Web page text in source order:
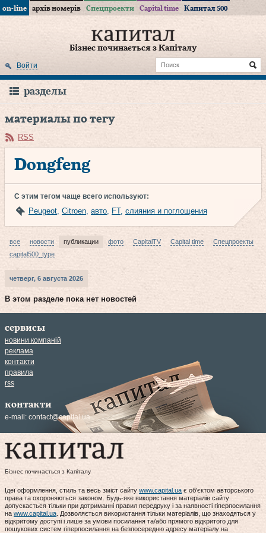
on-line архів номерів Спецпроекти Capital time Капитал 500
Бізнес починається з Капіталу
Войти
разделы
материалы по тегу
RSS
Dongfeng
С этим тегом чаще всего используют:
Peugeot, Citroen, авто, FT, слияния и поглощения
все новости публикации фото CapitalTV Capital time
Спецпроекты
capital500_type
четверг, 6 августа 2026
В этом разделе пока нет новостей
сервисы
новини компаній
реклама
контакти
правила
rss
контакти
e-mail: contact@capital.ua
Бізнес починається з Капіталу
Ідеї оформлення, стиль та весь зміст сайту www.capital.ua є об'єктом авторського
права та охороняються законом. Будь-яке використання матеріалів сайту
допускається тільки при дотриманні правил передруку і за наявності гіперпосилання
на www.capital.ua . Дозволяється використання тільки матеріалів, що знаходяться у
відкритому доступі і лише за умови посилання та/або прямого відкритого для
пошукових систем гіперпосилання на безпосередню адресу матеріалу на